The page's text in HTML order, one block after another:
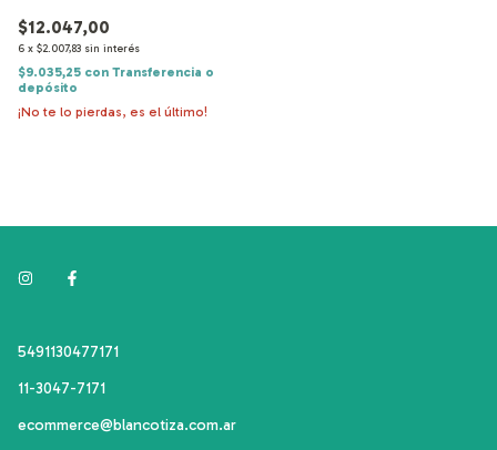
$12.047,00
6 x $2.007,83 sin interés
$9.035,25 con Transferencia o
depósito
¡No te lo pierdas, es el último!
5491130477171
11-3047-7171
ecommerce@blancotiza.com.ar